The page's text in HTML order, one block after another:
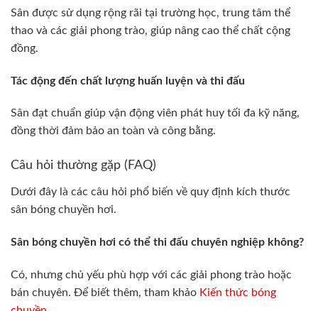
Sân được sử dụng rộng rãi tại trường học, trung tâm thể
thao và các giải phong trào, giúp nâng cao thể chất cộng
đồng.
Tác động đến chất lượng huấn luyện và thi đấu
Sân đạt chuẩn giúp vận động viên phát huy tối đa kỹ năng,
đồng thời đảm bảo an toàn và công bằng.
Câu hỏi thường gặp (FAQ)
Dưới đây là các câu hỏi phổ biến về quy định kích thước
sân bóng chuyền hơi.
Sân bóng chuyền hơi có thể thi đấu chuyên nghiệp không?
Có, nhưng chủ yếu phù hợp với các giải phong trào hoặc
bán chuyên. Để biết thêm, tham khảo Kiến thức bóng